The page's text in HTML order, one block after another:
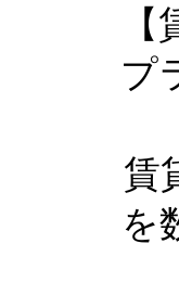
プ
賃
を